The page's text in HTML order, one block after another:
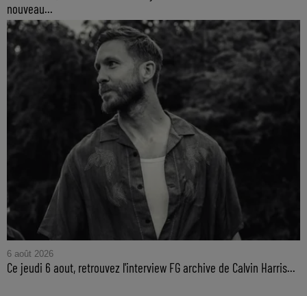
nouveau...
6 août 2026
Ce jeudi 6 aout, retrouvez l'interview FG archive de Calvin Harris...